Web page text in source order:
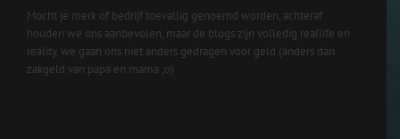
Mocht je merk of bedrijf toevallig genoemd worden, achteraf
houden we ons aanbevolen, maar de blogs zijn volledig reallife en
reality, we gaan ons niet anders gedragen voor geld (anders dan
zakgeld van papa en mama ;o)